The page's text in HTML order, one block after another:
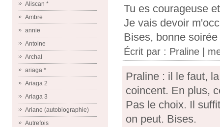
Aliscan *
Ambre
annie
Antoine
Archal
ariaga *
Ariaga 2
Ariaga 3
Ariane (autobiographie)
Autrefois
Tu es courageuse
Je vais devoir
Bises, bonne
Écrit par : Praline |
Praline : il le faut,
coincent. En plus,
Pas le choix. Il
on peut. Bises.